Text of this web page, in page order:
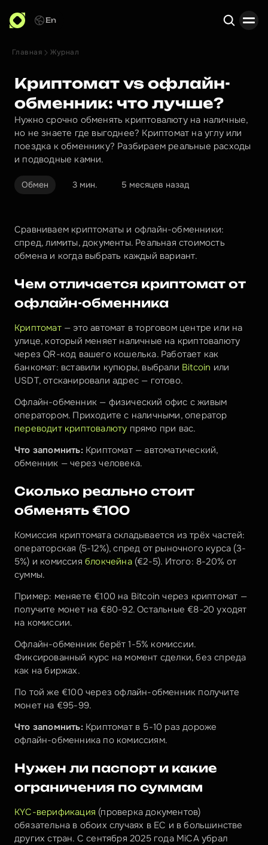
En
Главная Журнал
Криптомат vs офлайн-
обменник: что лучше?
Нужно срочно обменять криптовалюту на наличные,
но не знаете где выгоднее? Криптомат на углу или
поездка к обменнику? Разбираем реальные расходы
и подводные камни.
Обмен 3 мин. 5 месяцев назад
Сравниваем криптоматы и офлайн-обменники:
спред, лимиты, документы. Реальная стоимость
обмена и когда выбрать каждый вариант.
Чем отличается криптомат от
офлайн-обменника
Криптомат — это автомат в торговом центре или на
улице, который меняет наличные на криптовалюту
через QR-код вашего кошелька. Работает как
банкомат: вставили купюры, выбрали Bitcoin или
USDT, отсканировали адрес — готово.
Офлайн-обменник — физический офис с живым
переводит криптовалюту прямо при вас.
Что запомнить: Криптомат — автоматический,
обменник — через человека.
Сколько реально стоит
обменять €100
Комиссия криптомата складывается из трёх частей:
операторская (5-12%), спред от рыночного курса (3-
5%) и комиссия блокчейна (€2-5). Итого: 8-20% от
суммы.
Пример: меняете €100 на Bitcoin через криптомат —
получите монет на €80-92. Остальные €8-20 уходят
на комиссии.
Офлайн-обменник берёт 1-5% комиссии.
Фиксированный курс на момент сделки, без спреда
как на биржах.
По той же €100 через офлайн-обменник получите
монет на €95-99.
Что запомнить: Криптомат в 5-10 раз дороже
офлайн-обменника по комиссиям.
Нужен ли паспорт и какие
ограничения по суммам
KYC-верификация (проверка документов)
обязательна в обоих случаях в ЕС и в большинстве
других стран. С сентября 2025 года MiCA убрал